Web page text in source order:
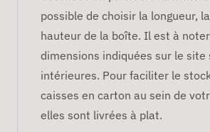
possible de choisir la longueur,
hauteur de la boîte. Il est à
dimensions indiquées sur le site
intérieures. Pour faciliter le
caisses en carton au sein de
elles sont livrées à plat.